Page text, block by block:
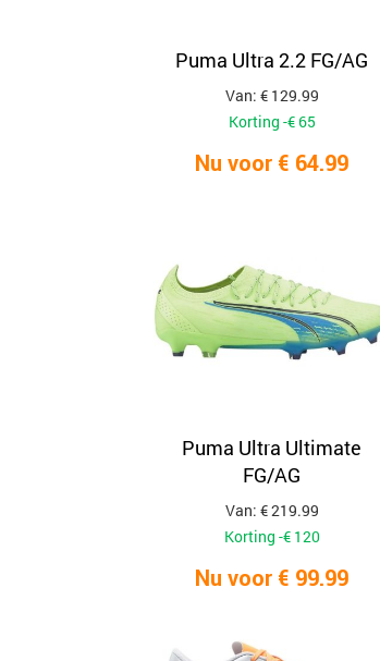
Puma Ultra 2.2 FG/AG
Van: € 129.99
Korting -€ 65
Nu voor € 64.99
Puma Ultra Ultimate
FG/AG
Van: € 219.99
Korting -€ 120
Nu voor € 99.99